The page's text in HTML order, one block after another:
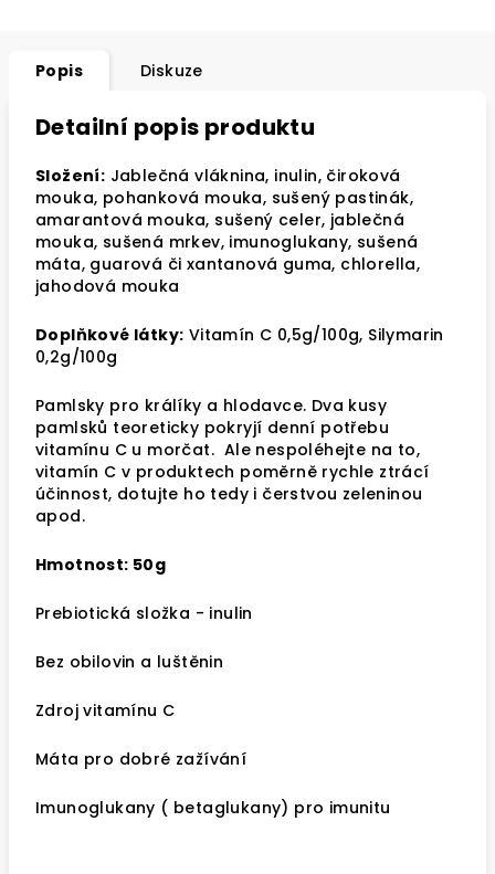
Popis Diskuze
Detailní popis produktu
Složení: Jablečná vláknina, inulin, čiroková
mouka, pohanková mouka, sušený pastinák,
amarantová mouka, sušený celer, jablečná
mouka, sušená mrkev, imunoglukany, sušená
máta, guarová či xantanová guma, chlorella,
jahodová mouka
Doplňkové látky: Vitamín C 0,5g/100g, Silymarin
0,2g/100g
Pamlsky pro králíky a hlodavce. Dva kusy
pamlsků teoreticky pokryjí denní potřebu
vitamínu C u morčat. Ale nespoléhejte na to,
vitamín C v produktech poměrně rychle ztrácí
účinnost, dotujte ho tedy i čerstvou zeleninou
apod.
Hmotnost: 50g
Prebiotická složka - inulin
Bez obilovin a luštěnin
Zdroj vitamínu C
Máta pro dobré zažívání
Imunoglukany ( betaglukany) pro imunitu